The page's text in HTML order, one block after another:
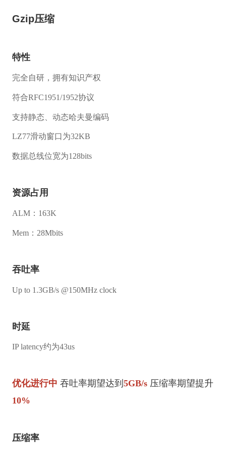
Gzip压缩
特性
完全自研，拥有知识产权
符合RFC1951/1952协议
支持静态、动态哈夫曼编码
LZ77滑动窗口为32KB
数据总线位宽为128bits
资源占用
ALM：163K
Mem：28Mbits
吞吐率
Up to 1.3GB/s @150MHz clock
时延
IP latency约为43us
优化进行中 吞吐率期望达到5GB/s 压缩率期望提升
10%
压缩率